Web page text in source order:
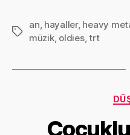
Etiketler
an hayaller, heavy
müzik, oldies,trt